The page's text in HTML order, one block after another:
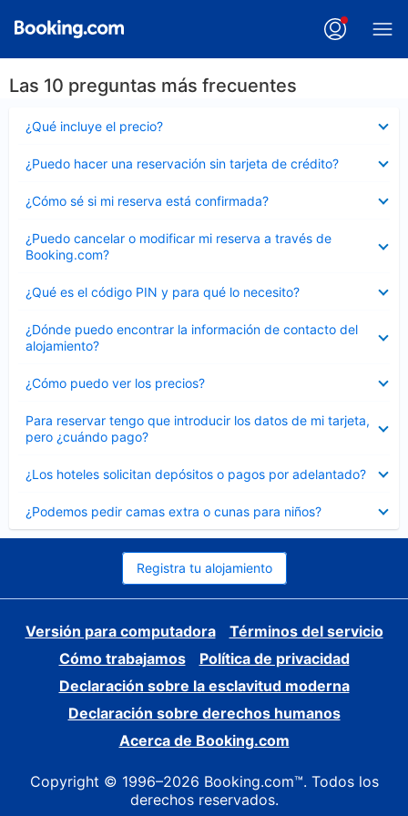
Las 10 preguntas más frecuentes
¿Qué incluye el precio?
cerrado
¿Puedo hacer una reservación sin tarjeta de crédito?
cerrado
¿Cómo sé si mi reserva está confirmada?
cerrado
¿Puedo cancelar o modificar mi reserva a través de
Booking.com?
cerrado
¿Qué es el código PIN y para qué lo necesito?
cerrado
¿Dónde puedo encontrar la información de contacto del
alojamiento?
cerrado
¿Cómo puedo ver los precios?
cerrado
Para reservar tengo que introducir los datos de mi tarjeta,
pero ¿cuándo pago?
cerrado
¿Los hoteles solicitan depósitos o pagos por adelantado?
cerrado
¿Podemos pedir camas extra o cunas para niños?
cerrado
Registra tu alojamiento
Versión para computadora
Términos del servicio
Cómo trabajamos
Política de privacidad
Declaración sobre la esclavitud moderna
Declaración sobre derechos humanos
Acerca de Booking.com
Copyright © 1996–2026 Booking.com™. Todos los
derechos reservados.